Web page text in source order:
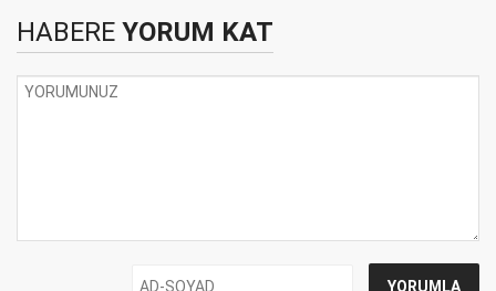
HABERE YORUM KAT